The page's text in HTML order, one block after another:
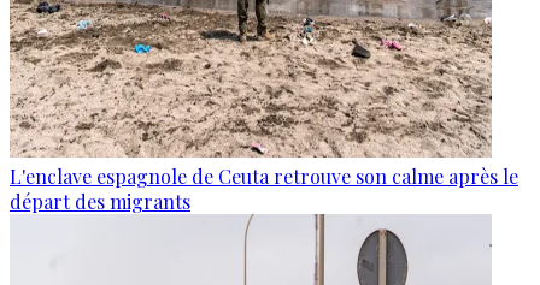
L'enclave espagnole de Ceuta retrouve son calme après le
départ des migrants